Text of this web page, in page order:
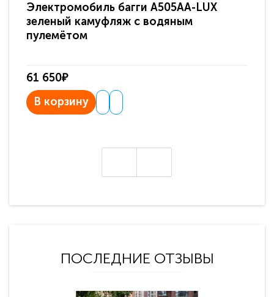
Электромобиль багги A505AA-LUX
зеленый камуфляж с водяным
пулемётом
61 650₽
В корзину
ПОСЛЕДНИЕ ОТЗЫВЫ